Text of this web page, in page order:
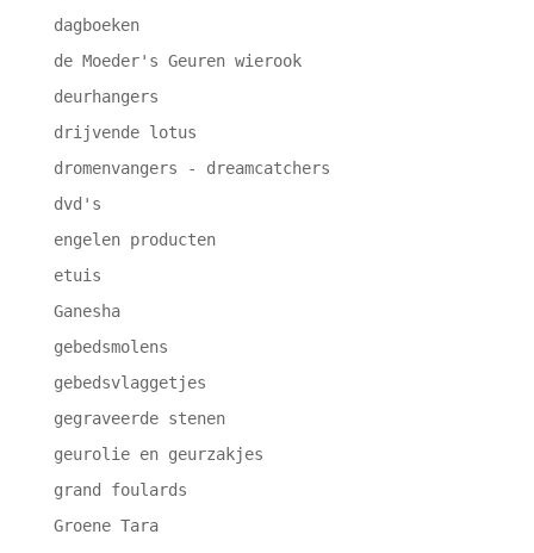
dagboeken
de Moeder's Geuren wierook
deurhangers
drijvende lotus
dromenvangers - dreamcatchers
dvd's
engelen producten
etuis
Ganesha
gebedsmolens
gebedsvlaggetjes
gegraveerde stenen
geurolie en geurzakjes
grand foulards
Groene Tara